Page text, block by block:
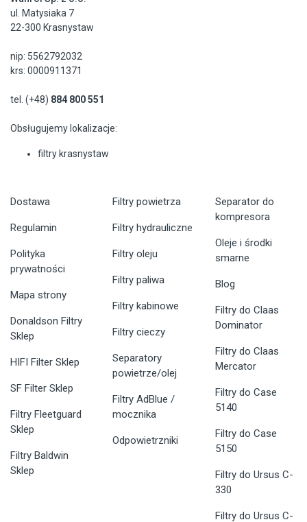
ul. Matysiaka 7
22-300 Krasnystaw
nip: 5562792032
krs: 0000911371
tel. (+48) 884 800 551
Obsługujemy lokalizacje:
filtry krasnystaw
Dostawa
Regulamin
Polityka
prywatności
Mapa strony
Donaldson Filtry
Sklep
HIFI Filter Sklep
SF Filter Sklep
Filtry Fleetguard
Sklep
Filtry Baldwin
Sklep
Filtry powietrza
Filtry hydrauliczne
Filtry oleju
Filtry paliwa
Filtry kabinowe
Filtry cieczy
Separatory
powietrze/olej
Filtry AdBlue /
mocznika
Odpowietrzniki
Separator do
kompresora
Oleje i środki
smarne
Blog
Filtry do Claas
Dominator
Filtry do Claas
Mercator
Filtry do Case
5140
Filtry do Case
5150
Filtry do Ursus C-
330
Filtry do Ursus C-